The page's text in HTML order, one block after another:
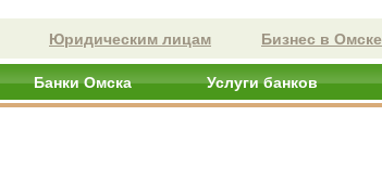
Юридическим лицам Бизнес в Омске
Банки Омска Услуги банков